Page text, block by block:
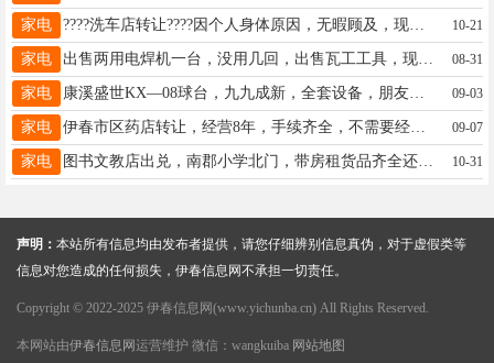
家电 ????洗车店转让????因个人身体原因，无暇顾及，现将盈利中洗车店转让。本店位置优越，周边小区、市场，车流量大。店内设备齐全且新，有稳定客源，接手即可经营，价格面议地址：伊春升辉市场北门附近联系电话：13614583988钟先生15145825769 10-21
家电 出售两用电焊机一台，没用几回，出售瓦工工具，现有1米2长地砖刀推刀一台，只用了两回于先生13846658750 08-31
家电 康溪盛世KX—08球台，九九成新，全套设备，朋友家自用。价格嘎嘎美丽，有需要的朋友可以联系13904589753。肖先生13895939395 09-03
家电 伊春市区药店转让，经营8年，手续齐全，不需要经营者是否有相关资质，固定客源，位置在跳骚市场里，具体电话沟通，费用低。孙13351386696 09-07
家电 图书文教店出兑，南郡小学北门，带房租货品齐全还带复印，老店客源稳定，带地下室能住能做饭，接手即可盈利，有意者可以来店里看看女士13115588986 10-31
声明： 本站所有信息均由发布者提供，请您仔细辨别信息真伪，对于虚假类等
信息对您造成的任何损失，伊春信息网不承担一切责任。
Copyright © 2022-2025 伊春信息网(www.yichunba.cn) All Rights Reserved.
本网站由伊春信息网 运营维护 微信：wangkuiba 网站地图